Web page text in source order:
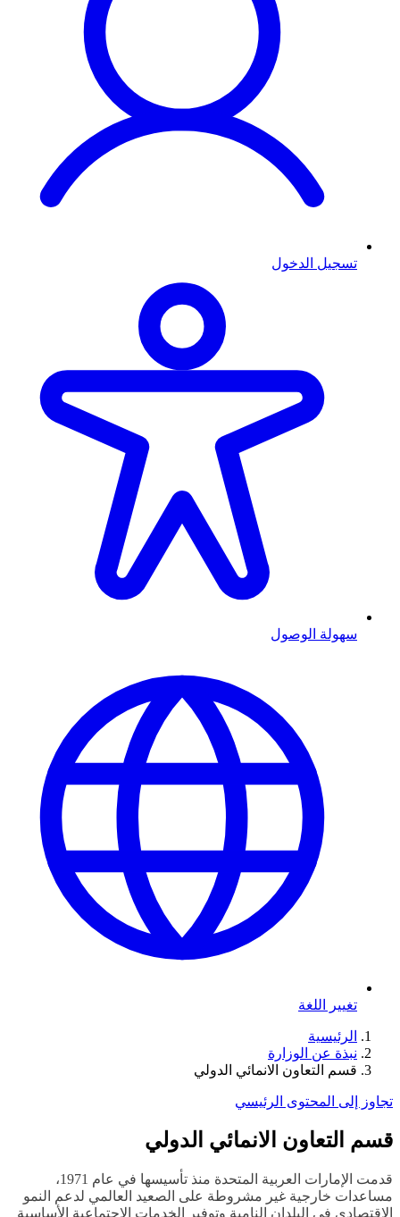
تسجيل الدخول
سهولة الوصول
تغيير اللغة
الرئيسية
نبذة عن الوزارة
قسم التعاون الانمائي الدولي
تجاوز إلى المحتوى الرئيسي
قسم التعاون الانمائي الدولي
قدمت الإمارات العربية المتحدة منذ تأسيسها في عام 1971،
مساعدات خارجية غير مشروطة على الصعيد العالمي لدعم النمو
الاقتصادي في البلدان النامية وتوفير الخدمات الاجتماعية الأساسية